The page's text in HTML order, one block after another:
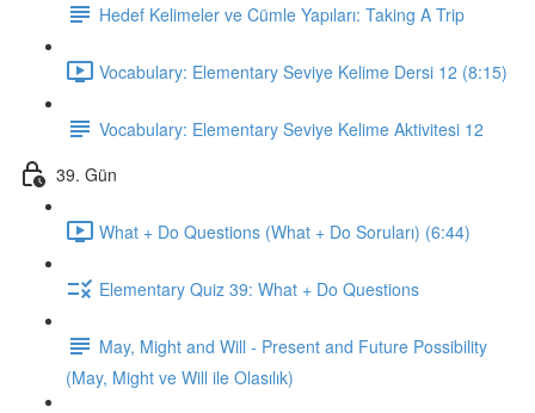
Hedef Kelimeler ve Cümle Yapıları: Taking A Trip
Vocabulary: Elementary Seviye Kelime Dersi 12 (8:15)
Vocabulary: Elementary Seviye Kelime Aktivitesi 12
39. Gün
What + Do Questions (What + Do Soruları) (6:44)
Elementary Quiz 39: What + Do Questions
May, Might and Will - Present and Future Possibility
(May, Might ve Will ile Olasılık)